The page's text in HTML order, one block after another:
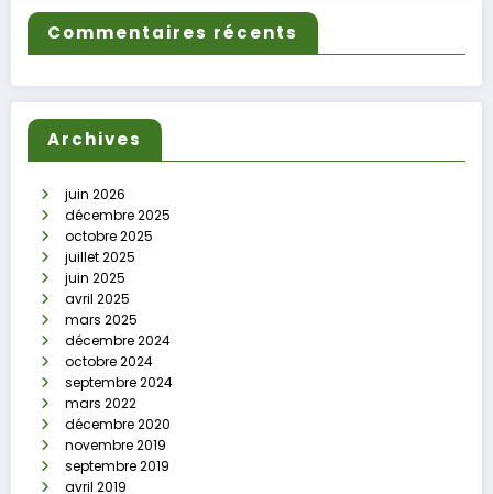
Commentaires récents
Archives
juin 2026
décembre 2025
octobre 2025
juillet 2025
juin 2025
avril 2025
mars 2025
décembre 2024
octobre 2024
septembre 2024
mars 2022
décembre 2020
novembre 2019
septembre 2019
avril 2019